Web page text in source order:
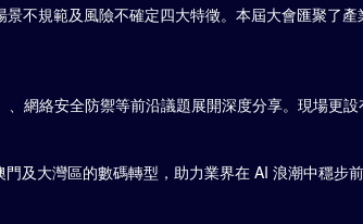
不規範及風險不確定四大特徵。本屆大會匯聚了
網絡安全防禦等前沿議題展開深度分享。現場更
及大灣區的數碼轉型，助力業界在 AI 浪潮中穩步